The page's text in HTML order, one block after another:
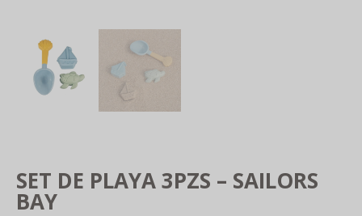
SET DE PLAYA 3PZS – SAILORS
BAY